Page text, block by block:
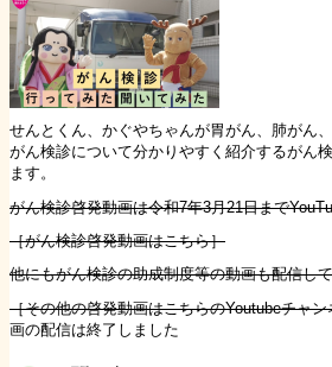
せんとくん、かぐやちゃんが胃がん、肺がん
がん検診について分かりやすく紹介するがん
ます。
がん検診啓発動画は令和7年3月21日まで
［がん検診啓発動画はこちら］
他にもがん検診の助成制度等の動画も配信し
［その他の啓発動画はこちらのYoutubeチャ
画の配信は終了しました